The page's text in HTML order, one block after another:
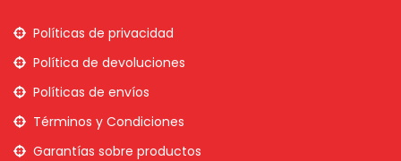
Políticas de privacidad
Política de devoluciones
Políticas de envíos
Términos y Condiciones
Garantías sobre productos